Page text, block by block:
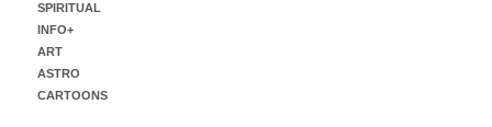
SPIRITUAL
INFO+
ART
ASTRO
CARTOONS